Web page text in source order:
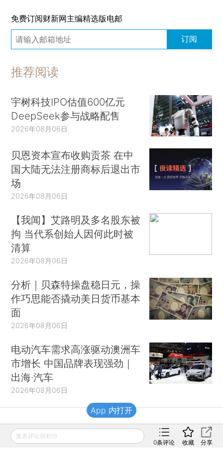
免费订阅财新网主编精选版电邮
订阅
推荐阅读
宇树科技IPO估值600亿元
DeepSeek参与战略配售
2026年08月06日
贝恩资本宣布收购贡茶 在中
国大陆无法注册商标后退出市
场
2026年08月06日
【我闻】艾路明及多名股东被
拘 当代系创始人因何此时被
清算
2026年08月06日
分析｜贝森特操盘稳日元，操
作巧思能否撬动美日货币基本
面
2026年08月06日
电动汽车需求高涨驱动澳洲车
市增长 中国品牌表现强劲｜
出海·汽车
2026年08月06日
财新移动
发表评论得积分
0条评论 收藏 分享
App 内打开